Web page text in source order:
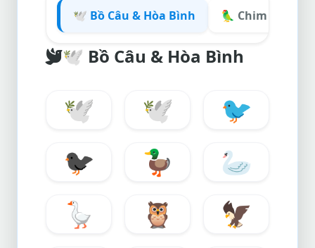
🕊️ Bồ Câu & Hòa Bình 🦜 Chim Màu
🕊️ Bồ Câu & Hòa Bình
🕊️ 🕊
🐦
🐦
🦆
🦢
🪿
🦉
🦅